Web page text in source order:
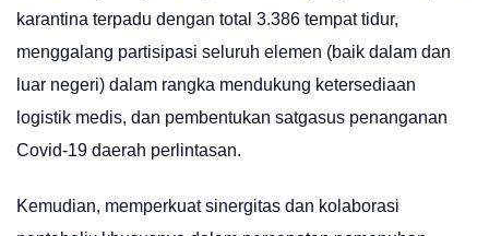
karantina terpadu dengan total 3.386 tempat tidur,
menggalang partisipasi seluruh elemen (baik dalam dan
luar negeri) dalam rangka mendukung ketersediaan
logistik medis, dan pembentukan satgasus penanganan
Covid-19 daerah perlintasan.
Kemudian, memperkuat sinergitas dan kolaborasi